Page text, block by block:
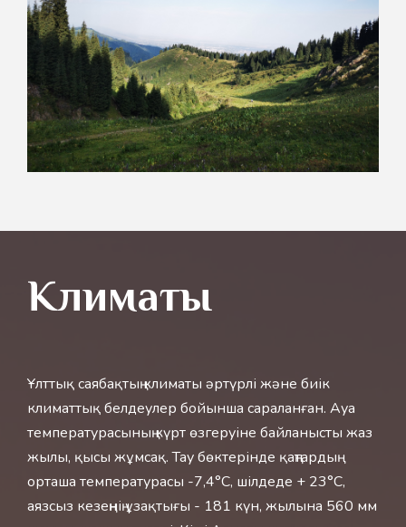
​Климаты
Ұлттық саябақтың климаты әртүрлі және биік
климаттық белдеулер бойынша сараланған. Ауа
температурасының күрт өзгеруіне байланысты жаз
жылы, қысы жұмсақ. Тау бөктерінде қаңтардың
орташа температурасы -7,4°С, шілдеде + 23°С,
аязсыз кезеңнің ұзақтығы - 181 күн, жылына 560 мм